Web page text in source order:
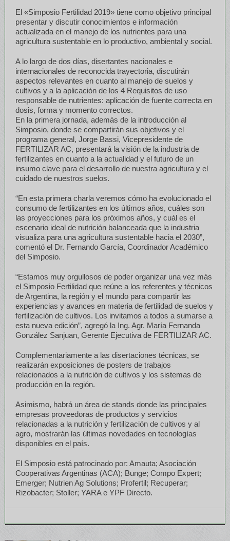
El «Simposio Fertilidad 2019» tiene como objetivo principal
presentar y discutir conocimientos e información
actualizada en el manejo de los nutrientes para una
agricultura sustentable en lo productivo, ambiental y social.
A lo largo de dos días, disertantes nacionales e
internacionales de reconocida trayectoria, discutirán
aspectos relevantes en cuanto al manejo de suelos y
cultivos y a la aplicación de los 4 Requisitos de uso
responsable de nutrientes: aplicación de fuente correcta en
dosis, forma y momento correctos.
En la primera jornada, además de la introducción al
Simposio, donde se compartirán sus objetivos y el
programa general, Jorge Bassi, Vicepresidente de
FERTILIZAR AC, presentará la visión de la industria de
fertilizantes en cuanto a la actualidad y el futuro de un
insumo clave para el desarrollo de nuestra agricultura y el
cuidado de nuestros suelos.
“En esta primera charla veremos cómo ha evolucionado el
consumo de fertilizantes en los últimos años, cuáles son
las proyecciones para los próximos años, y cuál es el
escenario ideal de nutrición balanceada que la industria
visualiza para una agricultura sustentable hacia el 2030”,
comentó el Dr. Fernando García, Coordinador Académico
del Simposio.
“Estamos muy orgullosos de poder organizar una vez más
el Simposio Fertilidad que reúne a los referentes y técnicos
de Argentina, la región y el mundo para compartir las
experiencias y avances en materia de fertilidad de suelos y
fertilización de cultivos. Los invitamos a todos a sumarse a
esta nueva edición”, agregó la Ing. Agr. María Fernanda
González Sanjuan, Gerente Ejecutiva de FERTILIZAR AC.
Complementariamente a las disertaciones técnicas, se
realizarán exposiciones de posters de trabajos
relacionados a la nutrición de cultivos y los sistemas de
producción en la región.
Asimismo, habrá un área de stands donde las principales
empresas proveedoras de productos y servicios
relacionadas a la nutrición y fertilización de cultivos y al
agro, mostrarán las últimas novedades en tecnologías
disponibles en el país.
El Simposio está patrocinado por: Amauta; Asociación
Cooperativas Argentinas (ACA); Bunge; Compo Expert;
Emerger; Nutrien Ag Solutions; Profertil; Recuperar;
Rizobacter; Stoller; YARA e YPF Directo.